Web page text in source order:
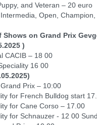
and Veteran – 20 euro
Open,
Shows on Grand Prix
)
CACIB – 18 00
16 00
Prix – 10:00
for French Bulldog start
for Cane Corso – 17.00
for Schnauzer - 12 00